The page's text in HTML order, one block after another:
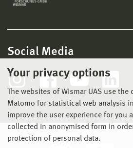
Your privacy options
The websites of Wismar UAS use
Matomo for statistical web analysis
improve the user experience for you
collected in anonymised form in
protection of personal data.
Social Media